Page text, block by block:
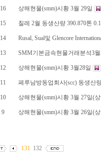
16 상해현물(smm)시황 3월 29일
15 칠레 2월 동생산량 390.870톤
14 Rusal, Sual및 Glencore
13 SMM기본금속현물거래분석3
12 상해현물(smm)시황 3월28일
11 페루남방동업회사(scc) 동생산
10 상해현물(smm)시황 3월 27일(
9 상해현물(smm)시황 3월 26일(
131 132